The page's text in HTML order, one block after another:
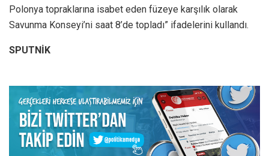
Polonya topraklarına isabet eden füzeye karşılık olarak
Savunma Konseyi’ni saat 8’de topladı” ifadelerini kullandı.
SPUTNİK